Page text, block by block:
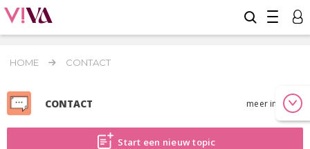
HOME CONTACT
CONTACT meer info
Start een nieuw topic